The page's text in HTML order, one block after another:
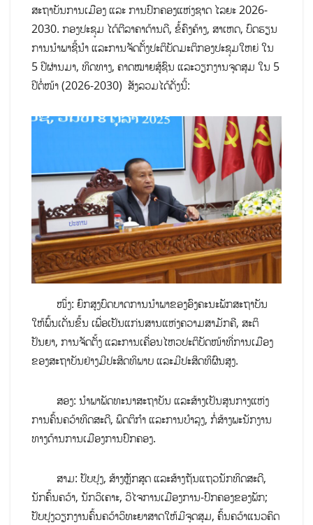
ສະຖາບັນການເມືອງ ແລະ ການປົກຄອງແຫ່ງຊາດ ໄລຍະ 2026-
2030. ກອງປະຊຸມ ໄດ້ຕີລາຄາດ້ານດີ, ຂໍ້ຄົງຄ້າງ, ສາເຫດ, ບົດຮຽນ
ການນໍາພາຊີ້ນໍາ ແລະການຈັດຕັ້ງປະຕິບັດມະຕິກອງປະຊຸມໃຫຍ່ ໃນ
5 ປີຜ່ານມາ, ທິດທາງ, ຄາດໝາຍສູ້ຊົນ ແລະວຽກງານຈຸດສຸມ ໃນ 5
ປີຕໍ່ໜ້າ (2026-2030) ສັງລວມໄດ້ດັ່ງນີ້:
ໜຶ່ງ: ຍົກສູງບົດບາດການນຳພາຂອງອົງຄະນະພັກສະຖາບັນ
ໃຫ້ພົ້ນເດັ່ນຂຶ້ນ ເພື່ອເປັນແກ່ນສານແຫ່ງຄວາມສາມັກຄີ, ສະຕິ
ປັນຍາ, ການຈັດຕັ້ງ ແລະການເຄື່ອນໄຫວປະຕິບັດໜ້າທີ່ການເມືອງ
ຂອງສະຖາບັນຢ່າງມີປະສິດທິພາບ ແລະມີປະສິດທິຜົນສູງ.
ສອງ: ນໍາພາພັດທະນາສະຖາບັນ ແລະສ້າງເປັນສູນກາງແຫ່ງ
ການຄົ້ນຄວ້າທິດສະດີ, ພຶດຕິກຳ ແລະການບຳລຸງ, ກໍ່ສ້າງພະນັກງານ
ທາງດ້ານການເມືອງການປົກຄອງ.
ສາມ: ປັບປຸງ, ສ້າງຫຼັກສູດ ແລະສ້າງຖັນແຖວນັກທິດສະດີ,
ນັກຄົ້ນຄວ້າ, ນັກວິເຄາະ, ວິໄຈການເມືອງການ-ປົກຄອງຂອງພັກ;
ປັບປຸງວຽກງານຄົ້ນຄວ້າວິທະຍາສາດໃຫ້ມີຈຸດສຸມ, ຄົ້ນຄວ້າແນວຄິດ